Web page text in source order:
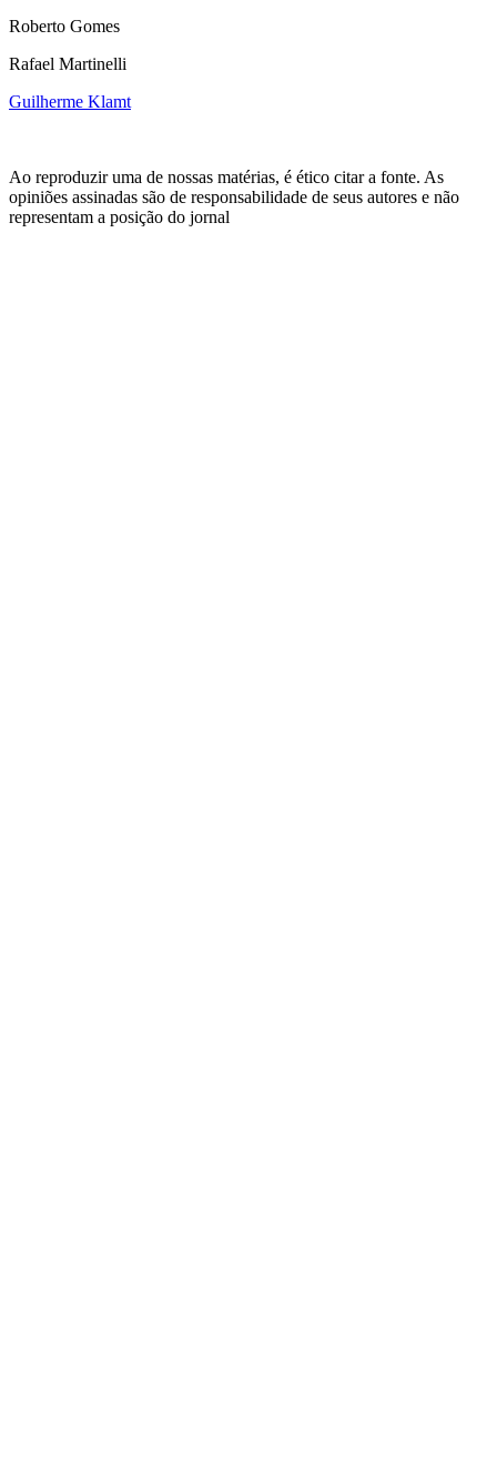
Roberto Gomes
Rafael Martinelli
Guilherme Klamt
Ao reproduzir uma de nossas matérias, é ético citar a fonte. As
opiniões assinadas são de responsabilidade de seus autores e não
representam a posição do jornal